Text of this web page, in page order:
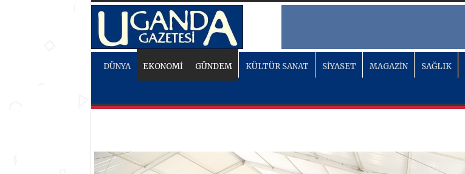
DÜNYA EKONOMİ GÜNDEM KÜLTÜR SANAT SİYASET MAGAZİN SAĞLIK